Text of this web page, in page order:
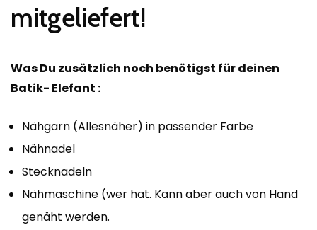
mitgeliefert!
Was Du zusätzlich noch benötigst für deinen
Batik- Elefant :
Nähgarn (Allesnäher) in passender Farbe
Nähnadel
Stecknadeln
Nähmaschine (wer hat. Kann aber auch von Hand
genäht werden.